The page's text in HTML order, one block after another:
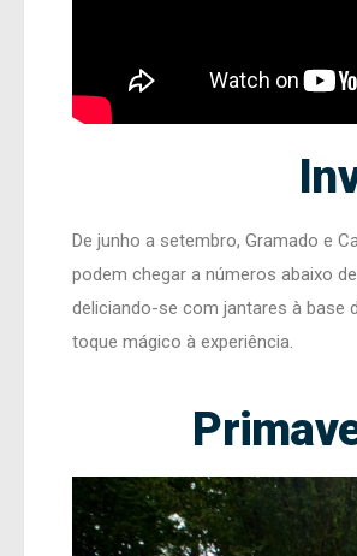
De junho a setembro, Gramado e
podem chegar a números abaixo
deliciando-se com jantares à base
toque mágico à experiência.